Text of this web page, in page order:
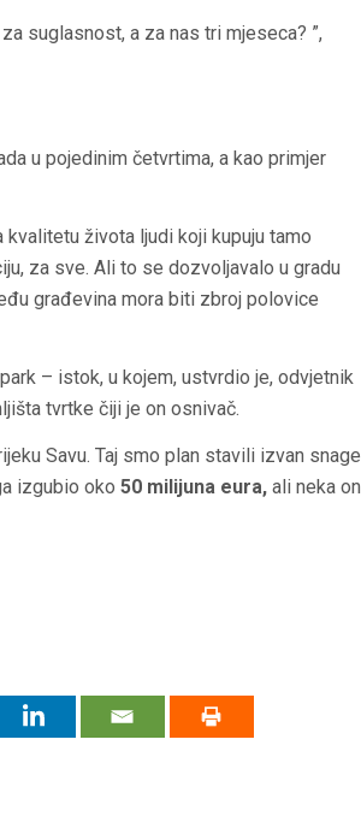
suglasnost, a za nas tri mjeseca? ”,
u pojedinim četvrtima, a kao primjer
života ljudi koji kupuju tamo
za sve. Ali to se dozvoljavalo u gradu
građevina mora biti zbroj polovice
– istok, u kojem, ustvrdio je, odvjetnik
tvrtke čiji je on osnivač.
Savu. Taj smo plan stavili izvan snage
izgubio oko 50 milijuna eura, ali neka on